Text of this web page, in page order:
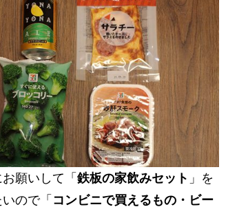
願いして「 鉄板の家飲みセット 」を
ので「 コンビニで買えるもの・ビー